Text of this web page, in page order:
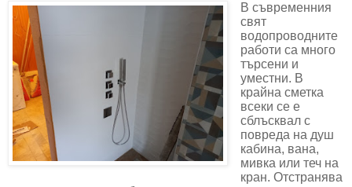
В съвременния
свят
водопроводните
работи са много
търсени и
уместни. В
крайна сметка
всеки се е
сблъсквал с
повреда на душ
кабина, вана,
мивка или теч на
кран. Отстранява